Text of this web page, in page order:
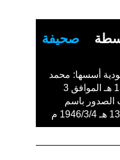
صحيفة
أسسها: محمد
صالح نصيف في 1350/11/27 هـ الموافق 3
الصدور باسم